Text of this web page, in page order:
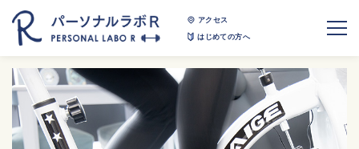
アクセス
はじめての方へ